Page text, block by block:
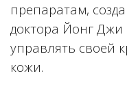
препаратам,
доктора Йонг
управлять своей
кожи.